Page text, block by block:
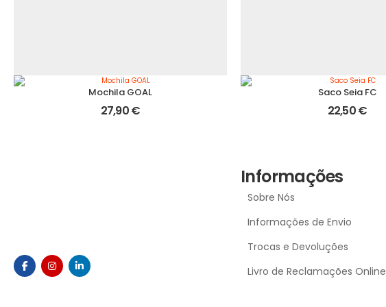
Mochila GOAL
27,90€
Saco Seia FC
22,50€
Informações
Sobre Nós
Informações de Envio
Trocas e Devoluções
Livro de Reclamações Online